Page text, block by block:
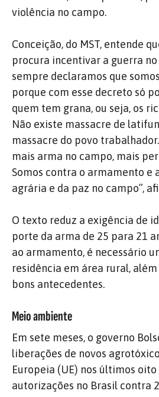
violência no campo.
Conceição, do MST, entende
procura incentivar a guerra no
sempre declaramos que
porque com esse decreto só
quem tem grana, ou seja, os
Não existe massacre de
massacre do povo
mais arma no campo, mais
Somos contra o armamento e
agrária e da paz no campo”,
O texto reduz a exigência de
porte da arma de 25 para 21
ao armamento, é necessário
residência em área rural,
bons antecedentes.
Meio ambiente
Em sete meses, o governo
liberações de novos
Europeia (UE) nos últimos oito
autorizações no Brasil contra